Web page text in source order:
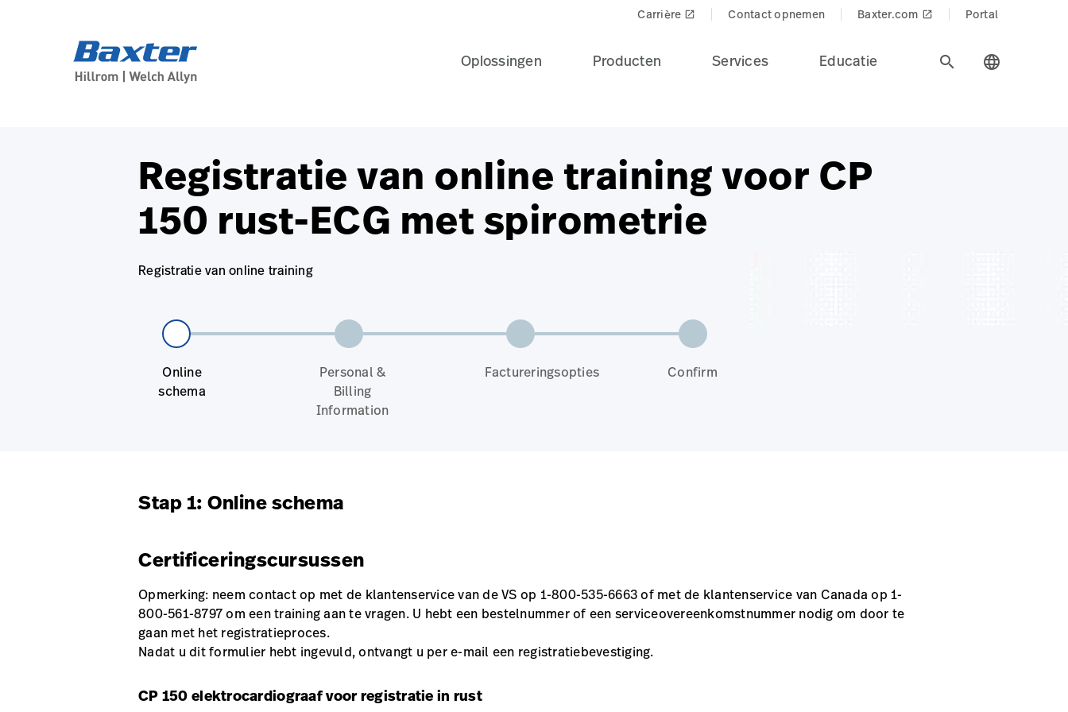
Carrière launch Contact opnemen Baxter.com launch Portal
Oplossingen Producten Services Educatie search language
Registratie van online training voor CP
150 rust-ECG met spirometrie
Registratie van online training
Online
schema
Personal &
Billing
Information
Factureringsopties Confirm
Stap 1: Online schema
Certificeringscursussen
Opmerking: neem contact op met de klantenservice van de VS op 1-800-535-6663 of met de klantenservice van Canada op 1-
800-561-8797 om een training aan te vragen. U hebt een bestelnummer of een serviceovereenkomstnummer nodig om door te
gaan met het registratieproces.
Nadat u dit formulier hebt ingevuld, ontvangt u per e-mail een registratiebevestiging.
CP 150 elektrocardiograaf voor registratie in rust